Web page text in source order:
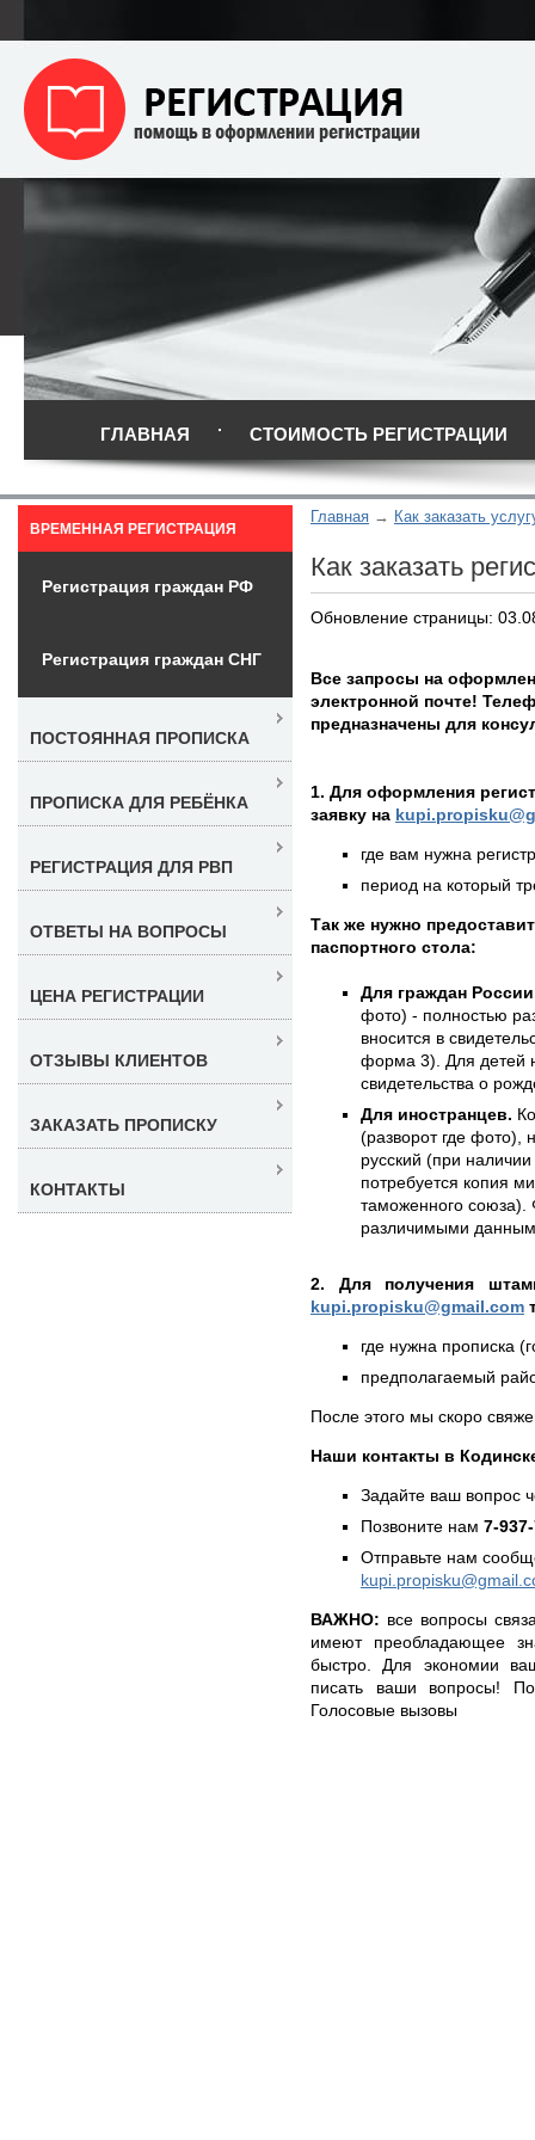
ГЛАВНАЯ СТОИМОСТЬ РЕГИСТРАЦИИ
Главная Как заказать
Как заказать
Обновление страницы:
Все запросы на
электронной почте!
предназначены для
1. Для оформления
заявку на
где вам нужна
период на который
Так же нужно
паспортного стола:
Для граждан
фото) - полностью
вносится в
форма 3). Для детей
свидетельства о
Для иностранцев.
(разворот где фото),
русский (при
потребуется копия
таможенного союза).
различимыми
2. Для получения
kupi.propisku@gmail.com
где нужна прописка
предполагаемый
После этого мы скоро
Наши контакты в
Задайте ваш вопрос
Позвоните нам 7-
Отправьте нам
ВАЖНО: все вопросы
имеют преобладающее
быстро. Для экономии
писать ваши вопросы!
Голосовые вызовы
ВРЕМЕННАЯ РЕГИСТРАЦИЯ
Регистрация граждан РФ
Регистрация граждан СНГ
ПОСТОЯННАЯ ПРОПИСКА
ПРОПИСКА ДЛЯ РЕБЁНКА
РЕГИСТРАЦИЯ ДЛЯ РВП
ОТВЕТЫ НА ВОПРОСЫ
ЦЕНА РЕГИСТРАЦИИ
ОТЗЫВЫ КЛИЕНТОВ
ЗАКАЗАТЬ ПРОПИСКУ
КОНТАКТЫ